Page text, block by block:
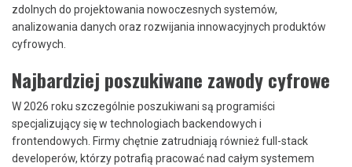
zdolnych do projektowania nowoczesnych systemów,
analizowania danych oraz rozwijania innowacyjnych produktów
cyfrowych.
Najbardziej poszukiwane zawody cyfrowe
W 2026 roku szczególnie poszukiwani są programiści
specjalizujący się w technologiach backendowych i
frontendowych. Firmy chętnie zatrudniają również full-stack
developerów, którzy potrafią pracować nad całym systemem